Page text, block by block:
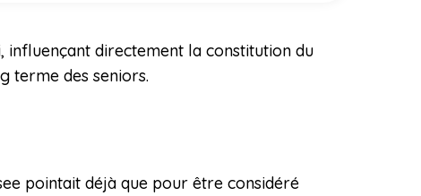
influençant directement la constitution du
terme des seniors.
pointait déjà que pour être considéré